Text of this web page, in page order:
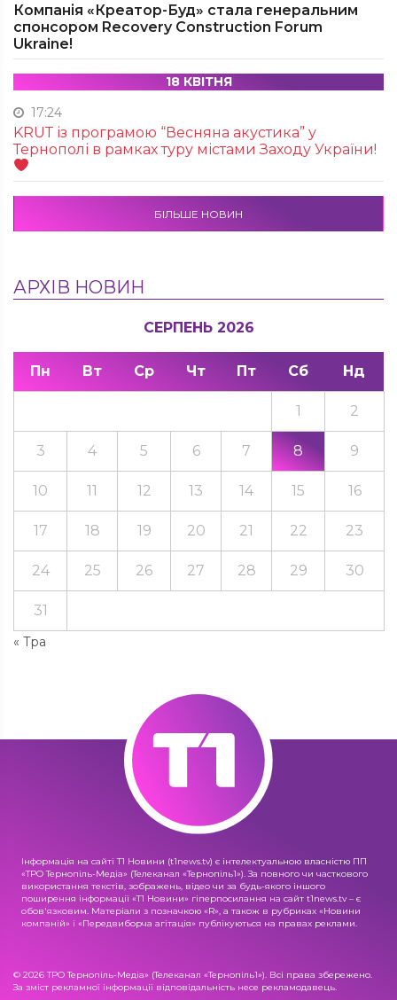
Компанія «Креатор-Буд» стала генеральним
спонсором Recovery Construction Forum
Ukraine!
18 КВІТНЯ
17:24
KRUТ із програмою “Весняна акустика” у
Тернополі в рамках туру містами Заходу України!
БІЛЬШЕ НОВИН
АРХІВ НОВИН
СЕРПЕНЬ 2026
Пн Вт Ср Чт Пт Сб Нд
« Тра
1 2
3 4 5 6 7 8 9
10 11 12 13 14 15 16
17 18 19 20 21 22 23
24 25 26 27 28 29 30
31
Інформація на сайті Т1 Новини (t1news.tv) є інтелектуальною власністю ПП
«ТРО Тернопіль-Медіа» (Телеканал «Тернопіль1»). За повного чи часткового
використання текстів, зображень, відео чи за будь-якого іншого
поширення інформації «Т1 Новини» гіперпосилання на сайт t1news.tv – є
обов'язковим. Матеріали з позначкою «R», а також в рубриках «Новини
компаній» і «Передвиборча агітація» публікуються на правах реклами.
© 2026 ТРО Тернопіль-Медіа» (Телеканал «Тернопіль1»). Всі права збережено.
За зміст рекламної інформації відповідальність несе рекламодавець.